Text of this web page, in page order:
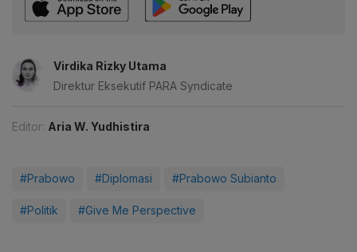
Virdika Rizky Utama
Direktur Eksekutif PARA Syndicate
Editor: Aria W. Yudhistira
#Prabowo #Diplomasi #Prabowo Subianto
#Politik #Give Me Perspective